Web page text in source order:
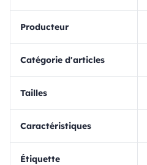
Producteur
Catégorie d'articles
Tailles
Caractéristiques
Étiquette